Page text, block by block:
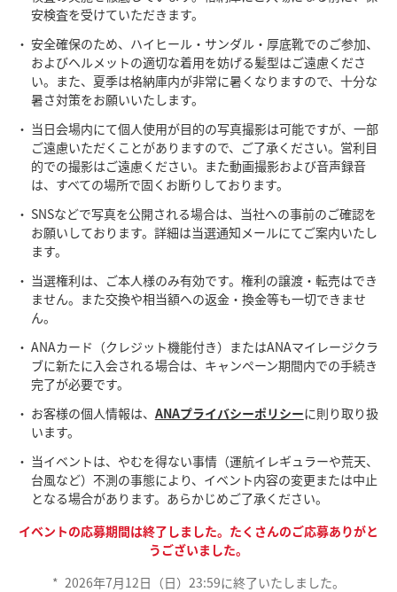
安検査を受けていただきます。
安全確保のため、ハイヒール・サンダル・厚底靴でのご参加、
およびヘルメットの適切な着用を妨げる髪型はご遠慮くださ
い。また、夏季は格納庫内が非常に暑くなりますので、十分な
暑さ対策をお願いいたします。
当日会場内にて個人使用が目的の写真撮影は可能ですが、一部
ご遠慮いただくことがありますので、ご了承ください。営利目
的での撮影はご遠慮ください。また動画撮影および音声録音
は、すべての場所で固くお断りしております。
SNSなどで写真を公開される場合は、当社への事前のご確認を
お願いしております。詳細は当選通知メールにてご案内いたし
ます。
当選権利は、ご本人様のみ有効です。権利の譲渡・転売はでき
ません。また交換や相当額への返金・換金等も一切できませ
ん。
ANAカード（クレジット機能付き）またはANAマイレージクラ
ブに新たに入会される場合は、キャンペーン期間内での手続き
完了が必要です。
お客様の個人情報は、 ANAプライバシーポリシーに則り取り扱
います。
当イベントは、やむを得ない事情（運航イレギュラーや荒天、
台風など）不測の事態により、イベント内容の変更または中止
となる場合があります。あらかじめご了承ください。
イベントの応募期間は終了しました。たくさんのご応募ありがと
うございました。
* 2026年7月12日（日）23:59に終了いたしました。